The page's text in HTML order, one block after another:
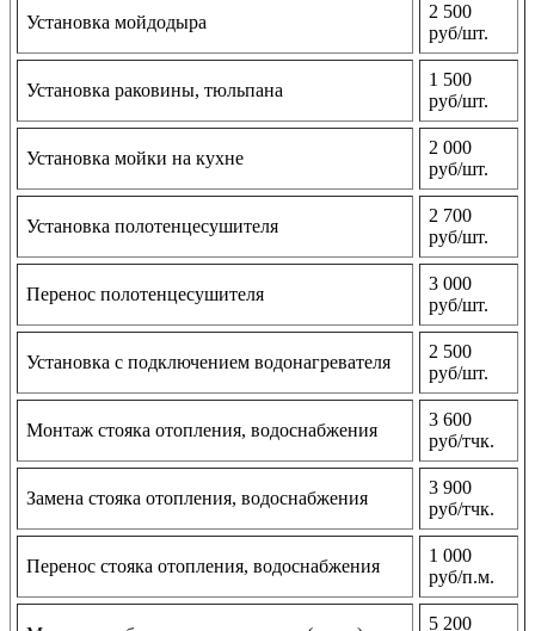
Установка мойдодыра
2 500
руб/шт.
Установка раковины, тюльпана
1 500
руб/шт.
Установка мойки на кухне
2 000
руб/шт.
Установка полотенцесушителя
2 700
руб/шт.
Перенос полотенцесушителя
3 000
руб/шт.
Установка с подключением водонагревателя
2 500
руб/шт.
Монтаж стояка отопления, водоснабжения
3 600
руб/тчк.
Замена стояка отопления, водоснабжения
3 900
руб/тчк.
Перенос стояка отопления, водоснабжения
1 000
руб/п.м.
5 200